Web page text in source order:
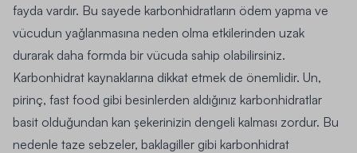
fayda vardır. Bu sayede karbonhidratların ödem yapma ve
vücudun yağlanmasına neden olma etkilerinden uzak
durarak daha formda bir vücuda sahip olabilirsiniz.
Karbonhidrat kaynaklarına dikkat etmek de önemlidir. Un,
pirinç, fast food gibi besinlerden aldığınız karbonhidratlar
basit olduğundan kan şekerinizin dengeli kalması zordur. Bu
nedenle taze sebzeler, baklagiller gibi karbonhidrat